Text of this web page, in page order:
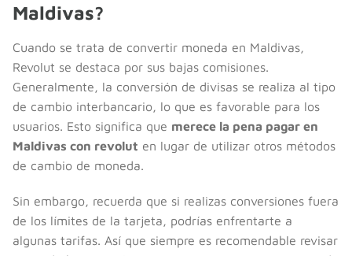
Maldivas?
Cuando se trata de convertir moneda en Maldivas,
Revolut se destaca por sus bajas comisiones.
Generalmente, la conversión de divisas se realiza al tipo
de cambio interbancario, lo que es favorable para los
usuarios. Esto significa que merece la pena pagar en
Maldivas con revolut en lugar de utilizar otros métodos
de cambio de moneda.
Sin embargo, recuerda que si realizas conversiones fuera
de los límites de la tarjeta, podrías enfrentarte a
algunas tarifas. Así que siempre es recomendable revisar